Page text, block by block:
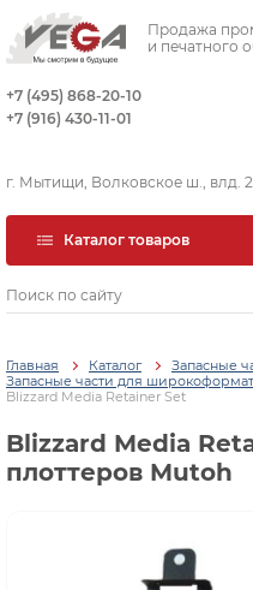
Продажа
и печатного
+7 (495) 868-20-10
+7 (916) 430-11-01
г. Мытищи, Волковское ш., влд.
Каталог товаров
Главная Каталог
Запасные
Запасные части для
Blizzard Media Retainer Set
Blizzard Media
плоттеров Mutoh